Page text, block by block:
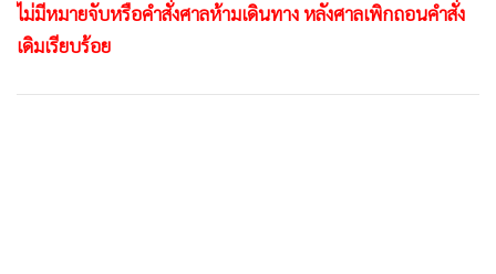
• เกม
• วิทยาศาสตร์
• SMEs
ไม่มีหมายจับหรือคำสั่งศาลห้ามเดินทาง หลังศาลเพิกถอนคำสั่ง
เดิมเรียบร้อย